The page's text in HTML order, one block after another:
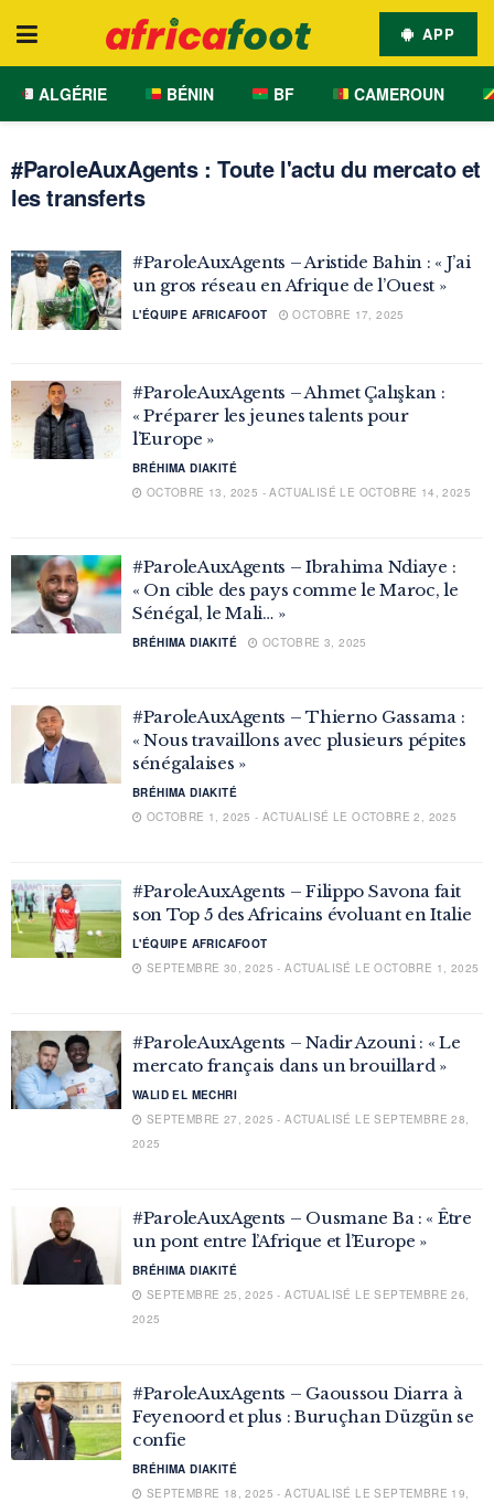
APP
ALGÉRIE BÉNIN BF CAMEROUN
#ParoleAuxAgents : Toute l'actu du mercato et
les transferts
#ParoleAuxAgents – Aristide Bahin : « J’ai
un gros réseau en Afrique de l’Ouest »
L'ÉQUIPE AFRICAFOOT OCTOBRE 17, 2025
#ParoleAuxAgents – Ahmet Çalışkan :
« Préparer les jeunes talents pour
l’Europe »
BRÉHIMA DIAKITÉ
OCTOBRE 13, 2025 - ACTUALISÉ LE OCTOBRE 14, 2025
#ParoleAuxAgents – Ibrahima Ndiaye :
« On cible des pays comme le Maroc, le
Sénégal, le Mali… »
BRÉHIMA DIAKITÉ OCTOBRE 3, 2025
#ParoleAuxAgents – Thierno Gassama :
« Nous travaillons avec plusieurs pépites
sénégalaises »
BRÉHIMA DIAKITÉ
OCTOBRE 1, 2025 - ACTUALISÉ LE OCTOBRE 2, 2025
#ParoleAuxAgents – Filippo Savona fait
son Top 5 des Africains évoluant en Italie
L'ÉQUIPE AFRICAFOOT
SEPTEMBRE 30, 2025 - ACTUALISÉ LE OCTOBRE 1, 2025
#ParoleAuxAgents – Nadir Azouni : « Le
mercato français dans un brouillard »
WALID EL MECHRI
SEPTEMBRE 27, 2025 - ACTUALISÉ LE SEPTEMBRE 28,
2025
#ParoleAuxAgents – Ousmane Ba : « Être
un pont entre l’Afrique et l’Europe »
BRÉHIMA DIAKITÉ
SEPTEMBRE 25, 2025 - ACTUALISÉ LE SEPTEMBRE 26,
2025
#ParoleAuxAgents – Gaoussou Diarra à
Feyenoord et plus : Buruçhan Düzgün se
confie
BRÉHIMA DIAKITÉ
SEPTEMBRE 18, 2025 - ACTUALISÉ LE SEPTEMBRE 19,